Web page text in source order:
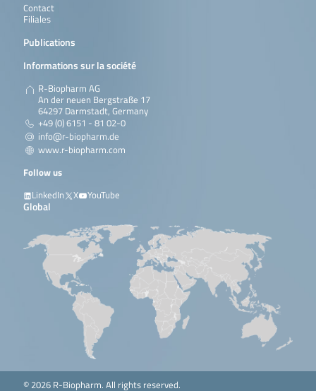
Contact
Filiales
Publications
Informations sur la société
R-Biopharm AG
An der neuen Bergstraße 17
64297 Darmstadt, Germany
+49 (0) 6151 - 81 02-0
info@r-biopharm.de
www.r-biopharm.com
Follow us
LinkedIn
X YouTube
Global
© 2026 R-Biopharm. All rights reserved.